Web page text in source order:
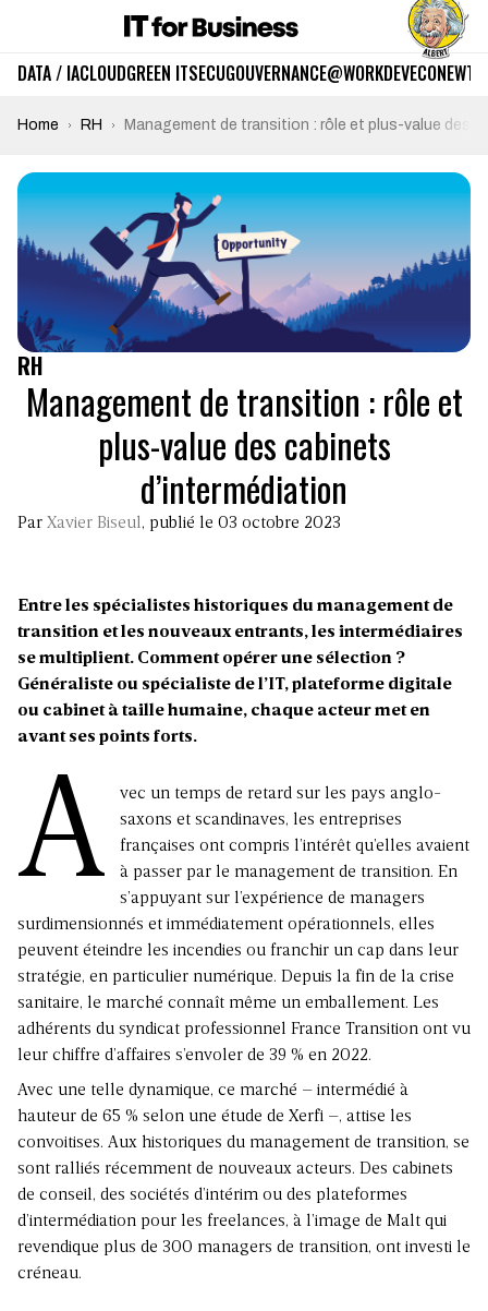
DATA / IACLOUDGREEN ITSECUGOUVERNANCE@WORKDEVECO
Home RH Management de transition : rôle et plus-value des
RH
Management de transition : rôle et
plus-value des cabinets
d’intermédiation
Par Xavier Biseul, publié le 03 octobre 2023
Entre les spécialistes historiques du management de
transition et les nouveaux entrants, les intermédiaires
se multiplient. Comment opérer une sélection ?
Généraliste ou spécialiste de l’IT, plateforme digitale
ou cabinet à taille humaine, chaque acteur met en
avant ses points forts.
A
vec un temps de retard sur les pays anglo-
saxons et scandinaves, les entreprises
françaises ont compris l’intérêt qu’elles avaient
à passer par le management de transition. En
s’appuyant sur l’expérience de managers
surdimensionnés et immédiatement opérationnels, elles
peuvent éteindre les incendies ou franchir un cap dans leur
stratégie, en particulier numérique. Depuis la fin de la crise
sanitaire, le marché connaît même un emballement. Les
adhérents du syndicat professionnel France Transition ont vu
leur chiffre d’affaires s’envoler de 39 % en 2022.
Avec une telle dynamique, ce marché – intermédié à
hauteur de 65 % selon une étude de Xerfi –, attise les
convoitises. Aux historiques du management de transition, se
sont ralliés récemment de nouveaux acteurs. Des cabinets
de conseil, des sociétés d’intérim ou des plateformes
d’intermédiation pour les freelances, à l’image de Malt qui
revendique plus de 300 managers de transition, ont investi le
créneau.